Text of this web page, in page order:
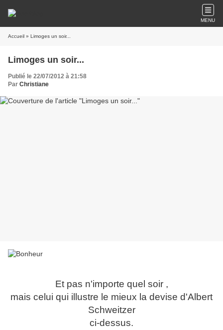
MENU
Accueil » Limoges un soir...
Limoges un soir...
Publié le 22/07/2012 à 21:58
Par Christiane
Et pas n'importe quel soir ,
mais celui qui illustre le mieux la devise d'Albert
Schweitzer
ci-dessus.